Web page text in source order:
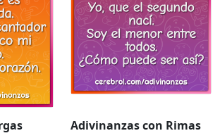
Adivinanzas con Rimas